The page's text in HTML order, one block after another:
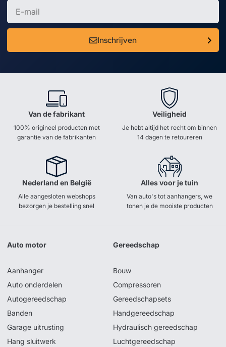
Inschrijven
Van de fabrikant
100% origineel producten met
garantie van de fabrikanten
Veiligheid
Je hebt altijd het recht om binnen
14 dagen te retoureren
Nederland en België
Alle aangesloten webshops
bezorgen je bestelling snel
Alles voor je tuin
Van auto's tot aanhangers, we
tonen je de mooiste producten
Auto motor
Aanhanger
Auto onderdelen
Autogereedschap
Banden
Garage uitrusting
Hang sluitwerk
Gereedschap
Bouw
Compressoren
Gereedschapsets
Handgereedschap
Hydraulisch gereedschap
Luchtgereedschap